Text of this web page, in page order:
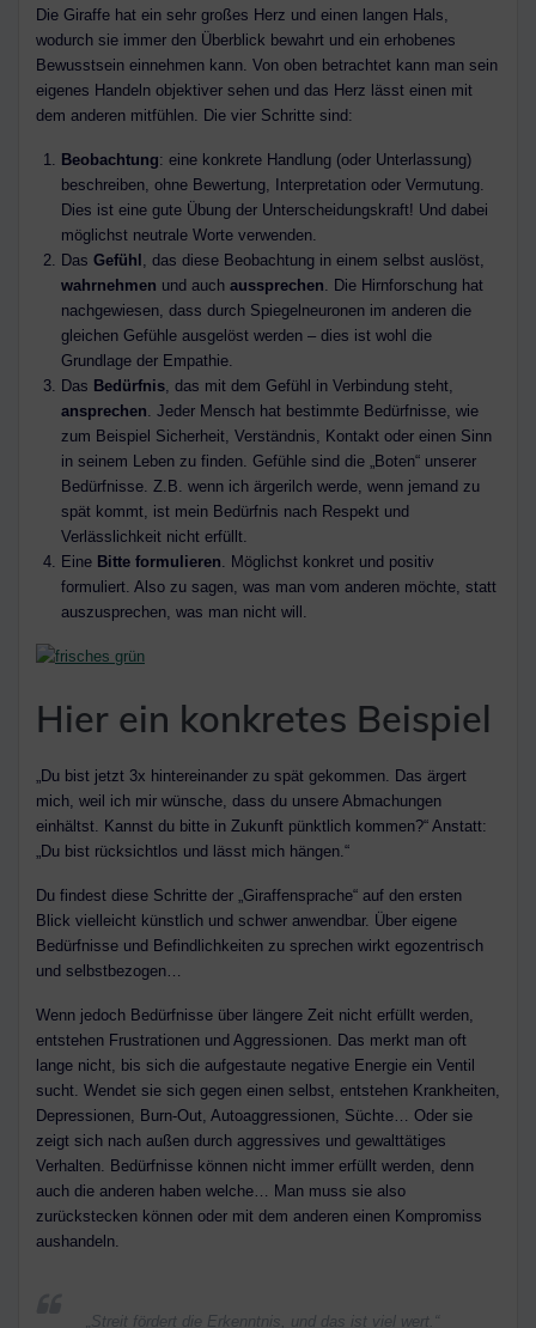
Die Giraffe hat ein sehr großes Herz und einen langen Hals,
wodurch sie immer den Überblick bewahrt und ein erhobenes
Bewusstsein einnehmen kann. Von oben betrachtet kann man sein
eigenes Handeln objektiver sehen und das Herz lässt einen mit
dem anderen mitfühlen. Die vier Schritte sind:
Beobachtung: eine konkrete Handlung (oder Unterlassung)
beschreiben, ohne Bewertung, Interpretation oder Vermutung.
Dies ist eine gute Übung der Unterscheidungskraft! Und dabei
möglichst neutrale Worte verwenden.
Das Gefühl
, das diese Beobachtung in einem selbst auslöst,
wahrnehmen und auch aussprechen . Die Hirnforschung hat
nachgewiesen, dass durch Spiegelneuronen im anderen die
gleichen Gefühle ausgelöst werden – dies ist wohl die
Grundlage der Empathie.
Das Bedürfnis , das mit dem Gefühl in Verbindung steht,
ansprechen . Jeder Mensch hat bestimmte Bedürfnisse, wie
zum Beispiel Sicherheit, Verständnis, Kontakt oder einen Sinn
in seinem Leben zu finden. Gefühle sind die „Boten“ unserer
Bedürfnisse. Z.B. wenn ich ärgerilch werde, wenn jemand zu
spät kommt, ist mein Bedürfnis nach Respekt und
Verlässlichkeit nicht erfüllt.
Eine Bitte formulieren . Möglichst konkret und positiv
formuliert. Also zu sagen, was man vom anderen möchte, statt
auszusprechen, was man nicht will.
Hier ein konkretes Beispiel
„Du bist jetzt 3x hintereinander zu spät gekommen. Das ärgert
mich, weil ich mir wünsche, dass du unsere Abmachungen
einhältst. Kannst du bitte in Zukunft pünktlich kommen?“ Anstatt:
„Du bist rücksichtlos und lässt mich hängen.“
Du findest diese Schritte der „Giraffensprache“ auf den ersten
Blick vielleicht künstlich und schwer anwendbar. Über eigene
Bedürfnisse und Befindlichkeiten zu sprechen wirkt egozentrisch
und selbstbezogen…
Wenn jedoch Bedürfnisse über längere Zeit nicht erfüllt werden,
entstehen Frustrationen und Aggressionen. Das merkt man oft
lange nicht, bis sich die aufgestaute negative Energie ein Ventil
sucht. Wendet sie sich gegen einen selbst, entstehen Krankheiten,
Depressionen, Burn-Out, Autoaggressionen, Süchte… Oder sie
zeigt sich nach außen durch aggressives und gewalttätiges
Verhalten. Bedürfnisse können nicht immer erfüllt werden, denn
auch die anderen haben welche… Man muss sie also
zurückstecken können oder mit dem anderen einen Kompromiss
aushandeln.
„Streit fördert die Erkenntnis, und das ist viel wert.“